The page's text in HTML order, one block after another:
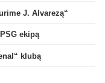
J. Alvarezą“
ekipą
klubą